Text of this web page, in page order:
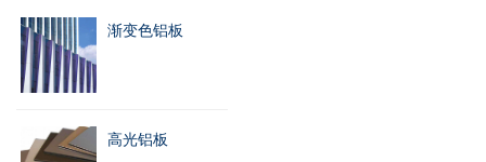
渐变色铝板
高光铝板